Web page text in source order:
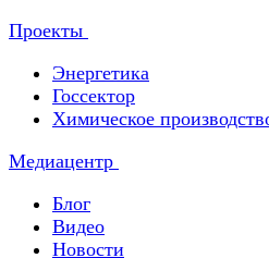
Проекты
Энергетика
Госсектор
Химическое
Медиацентр
Блог
Видео
Новости